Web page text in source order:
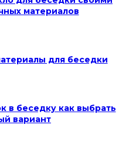
материалов
для беседки
в беседку как выбрать
вариант